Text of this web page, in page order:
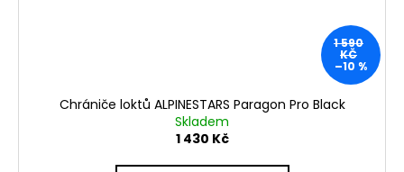
1 590
KČ
–10 %
Chrániče loktů ALPINESTARS Paragon Pro Black
Skladem
1 430 Kč